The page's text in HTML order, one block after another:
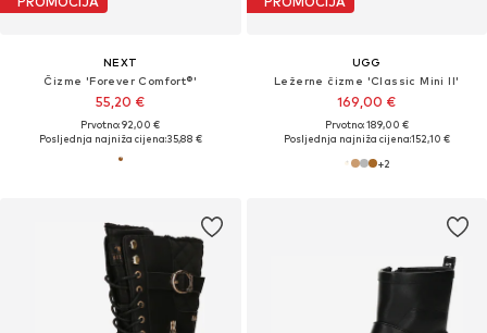
NEXT
Čizme 'Forever Comfort®'
55,20 €
Prvotno: 92,00 €
Posljednja najniža cijena:35,88 €
UGG
Ležerne čizme 'Classic Mini II'
169,00 €
Prvotno: 189,00 €
Posljednja najniža cijena:152,10 €
+2